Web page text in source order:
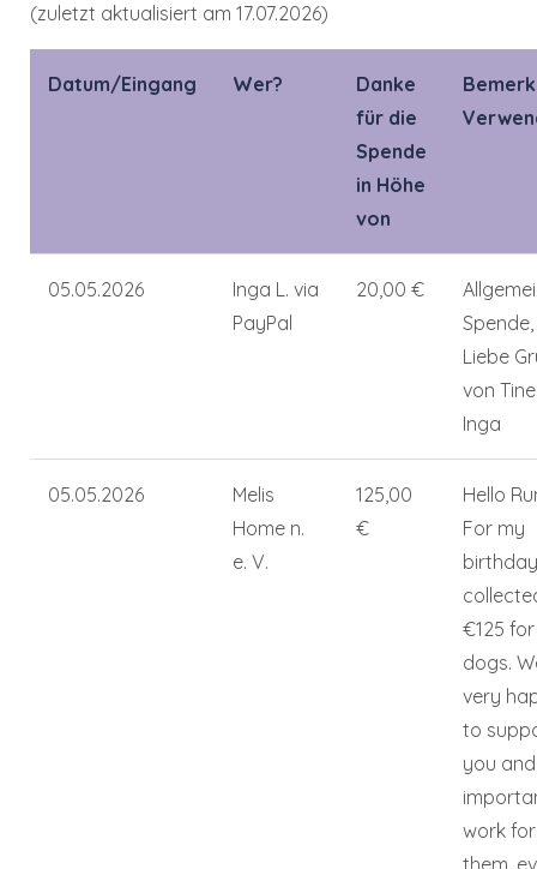
(zuletzt aktualisiert am 17.07.2026)
Datum/Eingang Wer?
Danke
für die
Spende
in Höhe
von
05.05.2026
Inga L. via
PayPal
20,00 €
Spende,
Liebe
von
Inga
05.05.2026
Melis
Home n.
e. V.
125,00
€
Hello
For my
€125
dogs.
very
to
you
work for
them,